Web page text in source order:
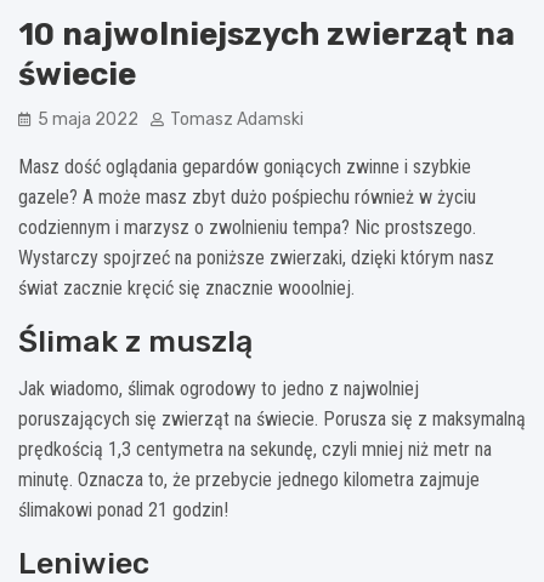
10 najwolniejszych zwierząt na
świecie
5 maja 2022 Tomasz Adamski
Masz dość oglądania gepardów goniących zwinne i szybkie
gazele? A może masz zbyt dużo pośpiechu również w życiu
codziennym i marzysz o zwolnieniu tempa? Nic prostszego.
Wystarczy spojrzeć na poniższe zwierzaki, dzięki którym nasz
świat zacznie kręcić się znacznie wooolniej.
Ślimak z muszlą
Jak wiadomo, ślimak ogrodowy to jedno z najwolniej
poruszających się zwierząt na świecie. Porusza się z maksymalną
prędkością 1,3 centymetra na sekundę, czyli mniej niż metr na
minutę. Oznacza to, że przebycie jednego kilometra zajmuje
ślimakowi ponad 21 godzin!
Leniwiec